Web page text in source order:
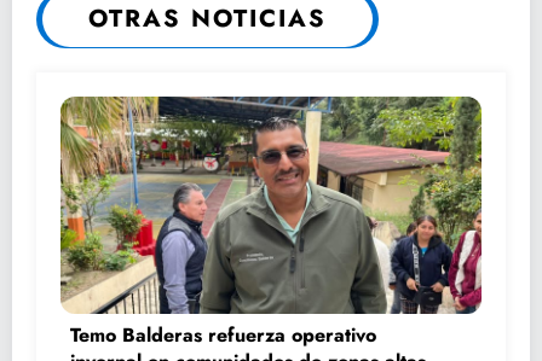
OTRAS NOTICIAS
Temo Balderas refuerza operativo